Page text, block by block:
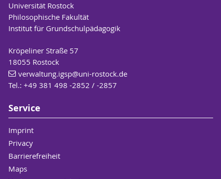
Universität Rostock
Philosophische Fakultät
Institut für Grundschulpädagogik
Kröpeliner Straße 57
18055 Rostock
verwaltung.igsp@uni-rostock.de
Tel.: +49 381 498 -2852 / -2857
Service
Imprint
Privacy
Barrierefreiheit
Maps